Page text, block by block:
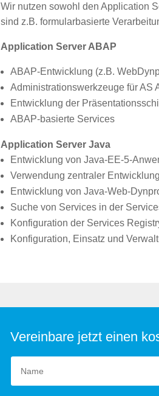
Wir nutzen sowohl den Application
sind z.B. formularbasierte
Application Server ABAP
ABAP-Entwicklung (z.B.
Administrationswerkzeuge für AS
Entwicklung der
ABAP-basierte Services
Application Server Java
Entwicklung von Java-EE-5-
Verwendung zentraler
Entwicklung von Java-Web-
Suche von Services in der
Konfiguration der Services
Konfiguration, Einsatz und
Vereinbare jetzt einen